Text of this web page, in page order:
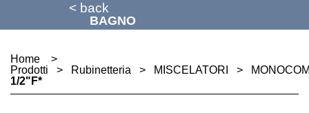
< back
BAGNO
Home
>
Prodotti
> Rubinetteria > MISCELATORI >
1/2"F*